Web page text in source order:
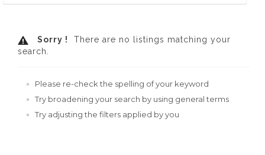
Sorry !
There are no listings matching your
search.
Please re-check the spelling of your keyword
Try broadening your search by using general terms
Try adjusting the filters applied by you